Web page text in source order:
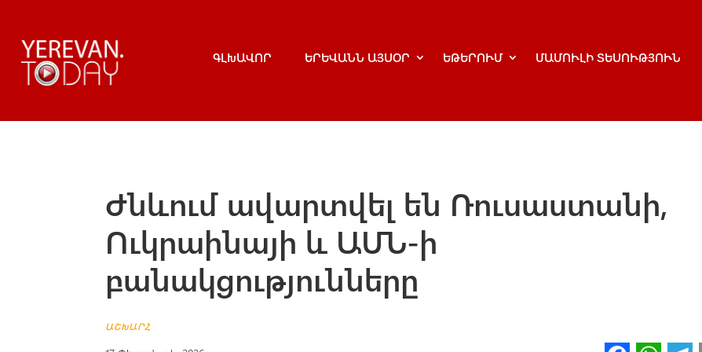
ԳԼԽԱՎՈՐ ԵՐԵՎԱՆՆ ԱՅՍՕՐ ԵԹԵՐՈՒՄ ՄԱՄՈՒԼԻ ՏԵՍՈՒԹՅՈՒՆ
Ժնևում ավարտվել են Ռուսաստանի,
Ուկրաինայի և ԱՄՆ-ի
բանակցությունները
ԱՇԽԱՐՀ